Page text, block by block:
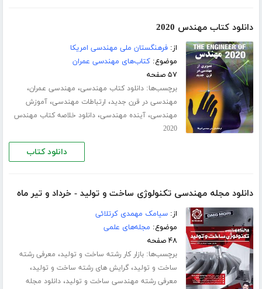
دانلود کتاب مهندس 2020
از:فرهنگستان ملی مهندسی امریکا
موضوع:کتاب‌های مهندسی عمران
۵۷ صفحه
برچسب‌ها:دانلود کتاب مهندسی، مهندسی عمران،
مهندسی در قرن جدید، ارتباطات مهندسی،آموزش
مهندسی،آینده مهندسی،دانلود خلاصه کتاب مهندس
2020
دانلود کتاب
دانلود مجله مهندسی تکنولوژی ساخت و تولید - خرداد و تیر ماه
از:سیامک مهمدی کرتلائی
موضوع: مجله‌های علمی
۴۸ صفحه
برچسب‌ها:بازار کار رشته ساخت و تولید، معرفی رشته
ساخت و تولید،گرایش های رشته ساخت و تولید،
معرفی رشته مهندسی ساخت و تولید،دانلود مجله